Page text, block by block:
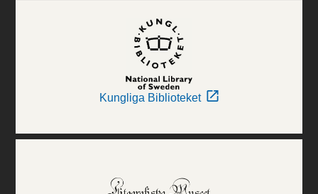
Kungliga Biblioteket